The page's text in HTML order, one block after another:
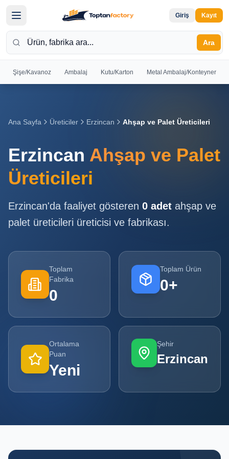
Giriş Kayıt
Ara
Şişe/Kavanoz Ambalaj Kutu/Karton Metal Ambalaj/Konteyner
Giriş yapın
Giriş
Yap
Ol
Sayfa
Tüm
Ürünler
Kampanyalar
POPÜLER
KATEGORILER
Ana Sayfa Üreticiler Erzincan Ahşap ve Palet Üreticileri
Erzincan Ahşap ve Palet
Üreticileri
Erzincan'da faaliyet gösteren 0 adet ahşap ve
palet üreticileri üreticisi ve fabrikası.
Toplam
Fabrika
0
Toplam Ürün
0+
Ortalama
Puan
Yeni
Şehir
Erzincan